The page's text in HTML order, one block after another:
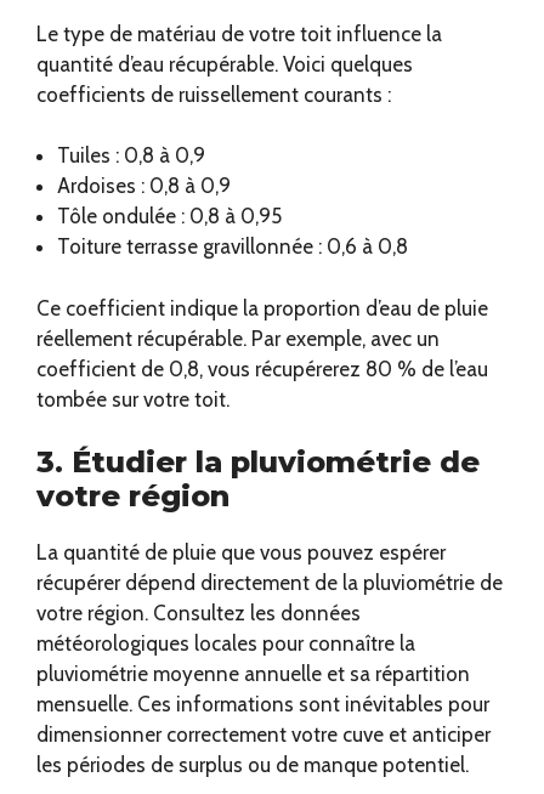
Le type de matériau de votre toit influence la
quantité d’eau récupérable. Voici quelques
coefficients de ruissellement courants :
Tuiles : 0,8 à 0,9
Ardoises : 0,8 à 0,9
Tôle ondulée : 0,8 à 0,95
Toiture terrasse gravillonnée : 0,6 à 0,8
Ce coefficient indique la proportion d’eau de pluie
réellement récupérable. Par exemple, avec un
coefficient de 0,8, vous récupérerez 80 % de l’eau
tombée sur votre toit.
3. Étudier la pluviométrie de
votre région
La quantité de pluie que vous pouvez espérer
récupérer dépend directement de la pluviométrie de
votre région. Consultez les données
météorologiques locales pour connaître la
pluviométrie moyenne annuelle et sa répartition
mensuelle. Ces informations sont inévitables pour
dimensionner correctement votre cuve et anticiper
les périodes de surplus ou de manque potentiel.